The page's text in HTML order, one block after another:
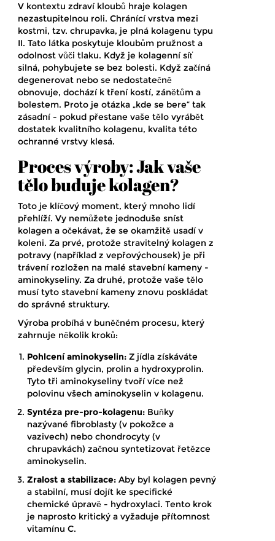
V kontextu zdraví kloubů hraje kolagen
nezastupitelnou roli. Chránící vrstva mezi
kostmi, tzv. chrupavka, je plná kolagenu typu
II. Tato látka poskytuje kloubům pružnost a
odolnost vůči tlaku. Když je kolagenní síť
silná, pohybujete se bez bolesti. Když začíná
degenerovat nebo se nedostatečně
obnovuje, dochází k tření kostí, zánětům a
bolestem. Proto je otázka „kde se bere“ tak
zásadní - pokud přestane vaše tělo vyrábět
dostatek kvalitního kolagenu, kvalita této
ochranné vrstvy klesá.
Proces výroby: Jak vaše
tělo buduje kolagen?
Toto je klíčový moment, který mnoho lidí
přehlíží. Vy nemůžete jednoduše sníst
kolagen a očekávat, že se okamžitě usadí v
koleni. Za prvé, protože stravitelný kolagen z
potravy (například z vepřovýchousek) je při
trávení rozložen na malé stavební kameny -
aminokyseliny. Za druhé, protože vaše tělo
musí tyto stavební kameny znovu poskládat
do správné struktury.
Výroba probíhá v buněčném procesu, který
zahrnuje několik kroků:
Pohlcení aminokyselin: Z jídla získáváte
především glycin, prolin a hydroxyprolin.
Tyto tři aminokyseliny tvoří více než
polovinu všech aminokyselin v kolagenu.
Syntéza pre-pro-kolagenu: Buňky
nazývané fibroblasty (v pokožce a
vazivech) nebo chondrocyty (v
chrupavkách) začnou syntetizovat řetězce
aminokyselin.
Zralost a stabilizace: Aby byl kolagen pevný
a stabilní, musí dojít ke specifické
chemické úpravě - hydroxylaci. Tento krok
je naprosto kritický a vyžaduje přítomnost
vitamínu C.